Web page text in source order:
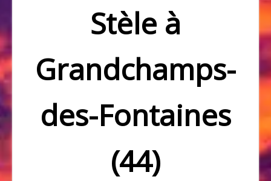
Stèle à
Grandchamps-
des-Fontaines
(44)